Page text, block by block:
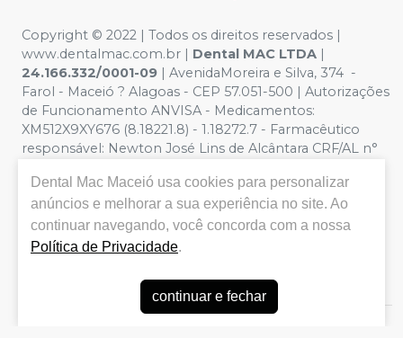
Copyright © 2022 | Todos os direitos reservados |
www.dentalmac.com.br | Dental MAC LTDA |
24.166.332/0001-09 | AvenidaMoreira e Silva, 374 -
Farol - Maceió ? Alagoas - CEP 57.051-500 | Autorizações
de Funcionamento ANVISA - Medicamentos:
XM512X9XY676 (8.18221.8) - 1.18272.7 - Farmacêutico
responsável: Newton José Lins de Alcântara CRF/AL n°
meramente ilustrativas - Os preços e condições da loja
virtual estão sujeitos a alterações. Em caso de
divergência de preços no site, o valor válido é o do
Carrinho de Compra. Não vendemos por atacado por
de grandes volumes pelo site.
Dental Mac Maceió usa cookies para personalizar
anúncios e melhorar a sua experiência no site. Ao
continuar navegando, você concorda com a nossa
Política de Privacidade.
continuar e fechar